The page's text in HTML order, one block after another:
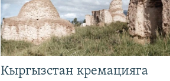
Кыргызстан кремацияга